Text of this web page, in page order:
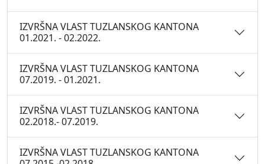
IZVRŠNA VLAST TUZLANSKOG KANTONA
01.2021. - 02.2022.
IZVRŠNA VLAST TUZLANSKOG KANTONA
07.2019. - 01.2021.
IZVRŠNA VLAST TUZLANSKOG KANTONA
02.2018.- 07.2019.
IZVRŠNA VLAST TUZLANSKOG KANTONA